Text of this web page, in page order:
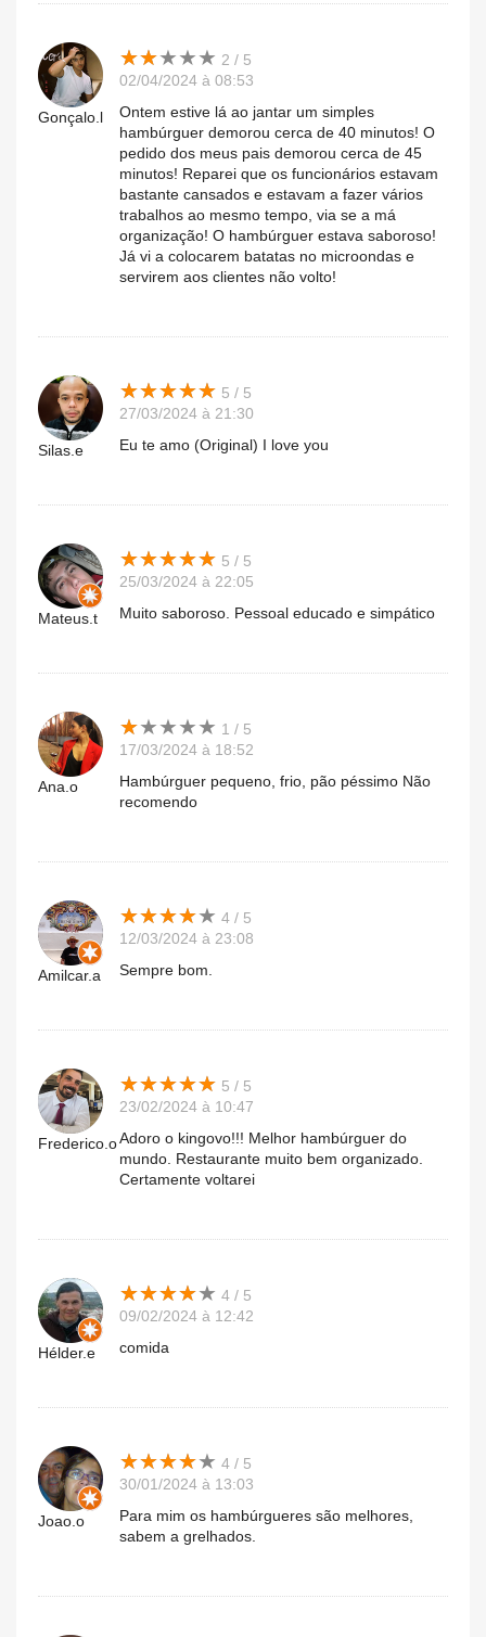
Gonçalo.l
★★★★★
★★★★★ 2 / 5
02/04/2024 à 08:53
Ontem estive lá ao jantar um simples
hambúrguer demorou cerca de 40 minutos! O
pedido dos meus pais demorou cerca de 45
minutos! Reparei que os funcionários estavam
bastante cansados e estavam a fazer vários
trabalhos ao mesmo tempo, via se a má
organização! O hambúrguer estava saboroso!
Já vi a colocarem batatas no microondas e
servirem aos clientes não volto!
Silas.e
★★★★★
★★★★★ 5 / 5
27/03/2024 à 21:30
Eu te amo (Original) I love you
Mateus.t
★★★★★
★★★★★ 5 / 5
25/03/2024 à 22:05
Muito saboroso. Pessoal educado e simpático
Ana.o
★★★★★
★★★★★ 1 / 5
17/03/2024 à 18:52
Hambúrguer pequeno, frio, pão péssimo Não
recomendo
Amilcar.a
★★★★★
★★★★★ 4 / 5
12/03/2024 à 23:08
Sempre bom.
Frederico.o
★★★★★
★★★★★ 5 / 5
23/02/2024 à 10:47
Adoro o kingovo!!! Melhor hambúrguer do
mundo. Restaurante muito bem organizado.
Certamente voltarei
Hélder.e
★★★★★
★★★★★ 4 / 5
09/02/2024 à 12:42
comida
Joao.o
★★★★★
★★★★★ 4 / 5
30/01/2024 à 13:03
Para mim os hambúrgueres são melhores,
sabem a grelhados.